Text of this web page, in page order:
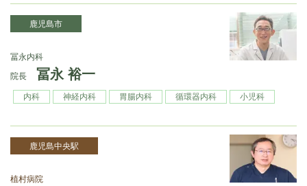
鹿児島市
冨永内科
院長
冨永 裕一
内科 神経内科 胃腸内科 循環器内科 小児科
鹿児島中央駅
植村病院